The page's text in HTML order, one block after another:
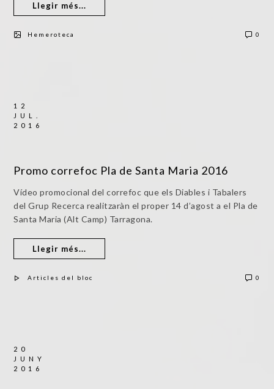
Llegir més...
Hemeroteca 0
12
JUL.
2016
Promo correfoc Pla de Santa Maria 2016
Vídeo promocional del correfoc que els Diables i Tabalers
del Grup Recerca realitzaràn el proper 14 d’agost a el Pla de
Santa Maria (Alt Camp) Tarragona.
Llegir més...
Articles del bloc 0
20
JUNY
2016